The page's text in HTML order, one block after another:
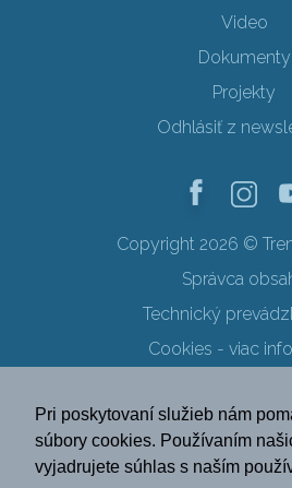
Pri poskytovaní služieb nám
súbory cookies. Používaním
vyjadrujete súhlas s naším
Video
Dokumenty
Projekty
Odhlásiť z
Copyright 2026 ©
Správca
Technický
Cookies - viac
Ochrana osobných
SK EN DE